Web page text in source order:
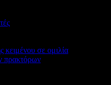
σε ομιλία
πρακτόρων